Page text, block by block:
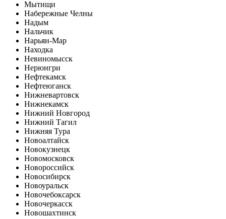
Мытищи
Набережные Челны
Надым
Нальчик
Нарьян-Мар
Находка
Невиномысск
Нерюнгри
Нефтекамск
Нефтеюганск
Нижневартовск
Нижнекамск
Нижний Новгород
Нижний Тагил
Нижняя Тура
Новоалтайск
Новокузнецк
Новомосковск
Новороссийск
Новосибирск
Новоуральск
Новочебоксарск
Новочеркасск
Новошахтинск